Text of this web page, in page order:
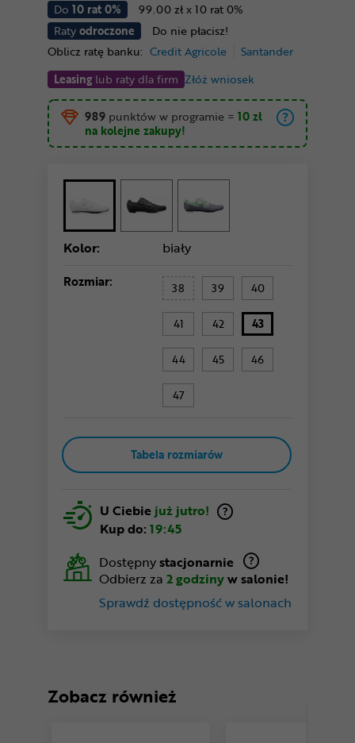
Do 10 rat 0%
99.00 zł x 10 rat 0%
Ratyodroczone
Do nie płacisz!
Oblicz ratę banku: Credit Agricole
Santander
Leasinglub raty dla firm Złóż wniosek
989 punktów w programie = 10 zł
na kolejne zakupy!
Kolor: biały
Rozmiar: 38 39 40
41 42 43
44 45 46
47
Tabela rozmiarów
U Ciebie już jutro!
Kup do: 19:45
Dostępnystacjonarnie
Odbierz za 2 godzinyw salonie!
Sprawdź dostępność w salonach
Zobacz również